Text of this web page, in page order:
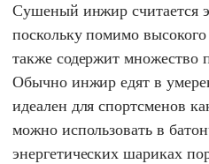
Сушеный инжир считается
поскольку помимо
также содержит множество
Обычно инжир едят в
идеален для спортсменов
можно использовать в
энергетических шариках